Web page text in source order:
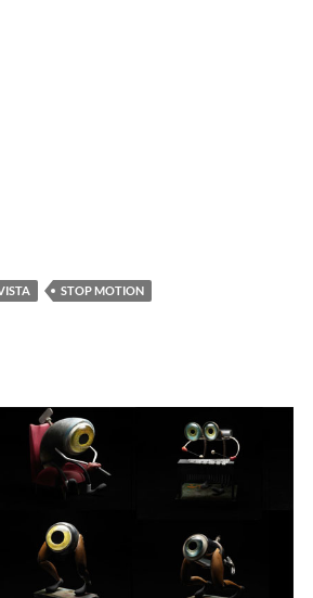
STOP MOTION